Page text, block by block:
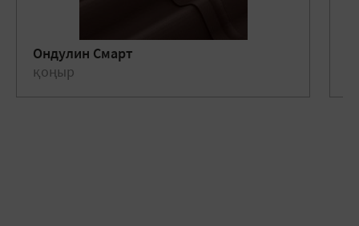
Ондулин Смарт
қоңыр